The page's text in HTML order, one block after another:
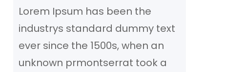
Lorem Ipsum has been the
industrys standard dummy text
ever since the 1500s, when an
unknown prmontserrat took a